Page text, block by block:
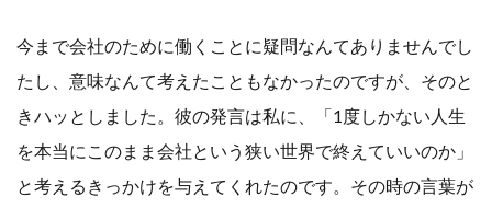
今まで会社のために働くことに疑問なんてありませんでし
たし、意味なんて考えたこともなかったのですが、そのと
きハッとしました。彼の発言は私に、「1度しかない人生
を本当にこのまま会社という狭い世界で終えていいのか」
と考えるきっかけを与えてくれたのです。その時の言葉が